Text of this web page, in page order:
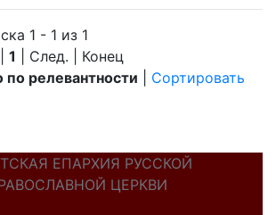
1 - 1 из 1
1 | След. | Конец
релевантности
Сортировать
ЕПАРХИЯ РУССКОЙ
ЦЕРКВИ